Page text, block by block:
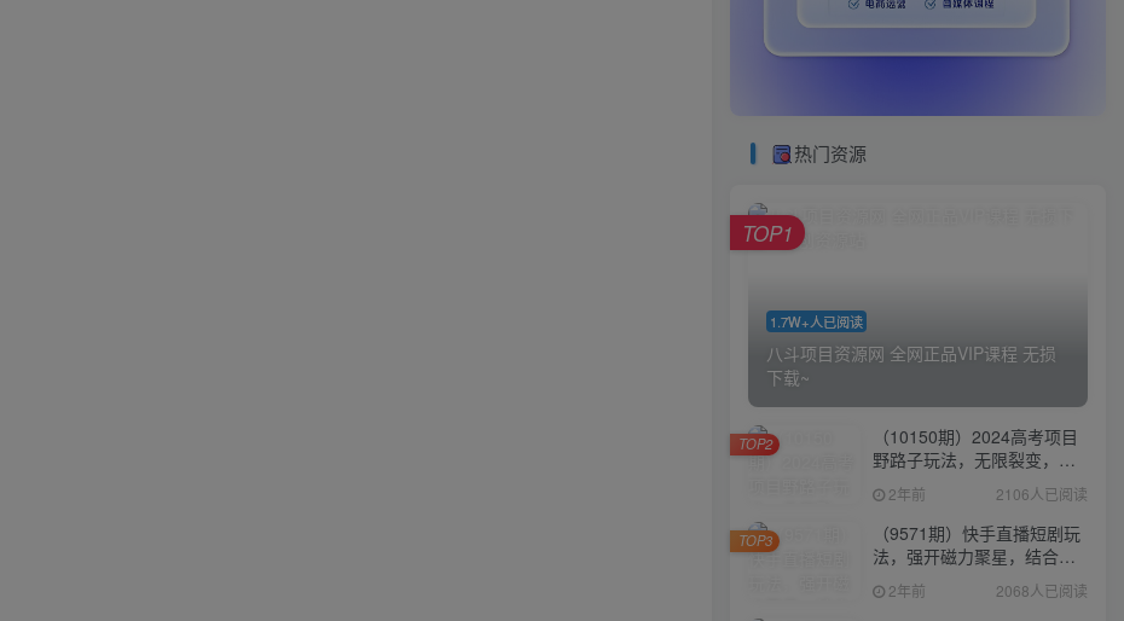
热门资源
1.7W+人已阅读
八斗项目资源网 全网正品VIP课程 无损
下载~
TOP1
（10150期）2024高考项目
野路子玩法，无限裂变，最
高一天1W＋！
2年前 2106人已阅读
TOP2
（9571期）快手直播短剧玩
法，强开磁力聚星，结合多
种变现方式日入600+
2年前 2068人已阅读
TOP3